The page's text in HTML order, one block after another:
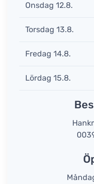
Onsdag 12.8.
Torsdag 13.8.
Fredag 14.8.
Lördag 15.8.